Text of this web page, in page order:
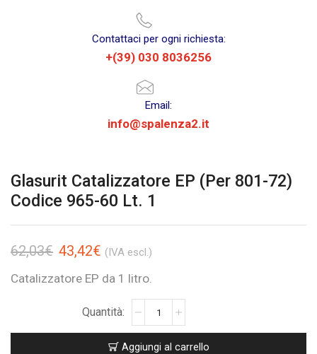
Contattaci per ogni richiesta:
+(39) 030 8036256
Email:
info@spalenza2.it
Glasurit Catalizzatore EP (Per 801-72)
Codice 965-60 Lt. 1
62,03€ 43,42€ (IVA escl.)
Catalizzatore EP da 1 litro.
Aggiungi al carrello